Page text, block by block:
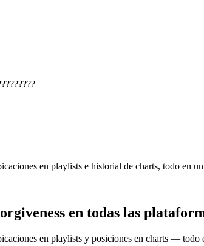
en playlists e historial de charts, todo en
en todas las
en playlists y posiciones en charts — todo